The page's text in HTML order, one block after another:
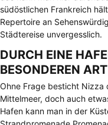
südöstlichen Frankreich
Repertoire an
Städtereise unvergesslich.
DURCH EINE
BESONDEREN
Ohne Frage besticht Nizza
Mittelmeer, doch auch
Hafen kann man in der